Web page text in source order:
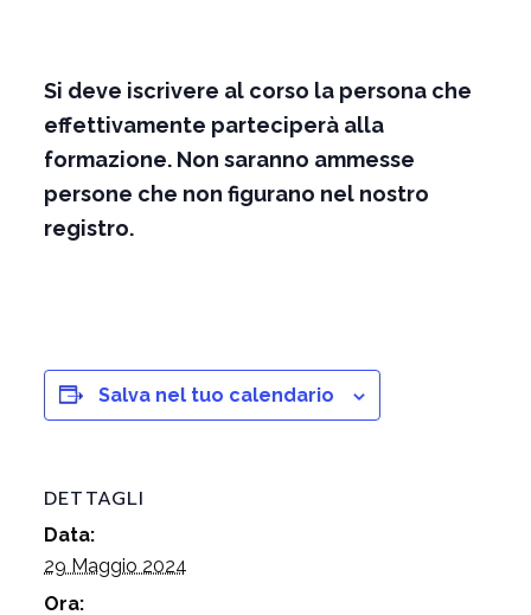
Si deve iscrivere al corso la persona che
effettivamente parteciperà alla
formazione. Non saranno ammesse
persone che non figurano nel nostro
registro.
Salva nel tuo calendario
DETTAGLI
Data:
29 Maggio 2024
Ora: